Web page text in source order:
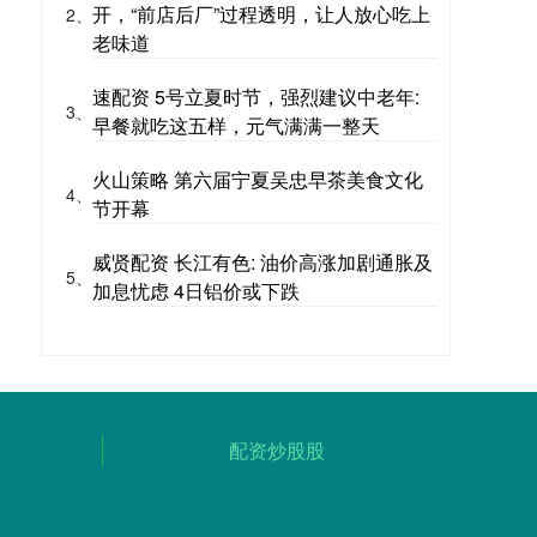
2、 开，“前店后厂”过程透明，让人放心吃上
老味道
3、
速配资 5号立夏时节，强烈建议中老年:
早餐就吃这五样，元气满满一整天
4、
火山策略 第六届宁夏吴忠早茶美食文化
节开幕
5、
威贤配资 长江有色: 油价高涨加剧通胀及
加息忧虑 4日铝价或下跌
配资炒股股